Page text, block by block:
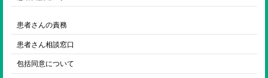
患者さんの責務
患者さん相談窓口
包括同意について